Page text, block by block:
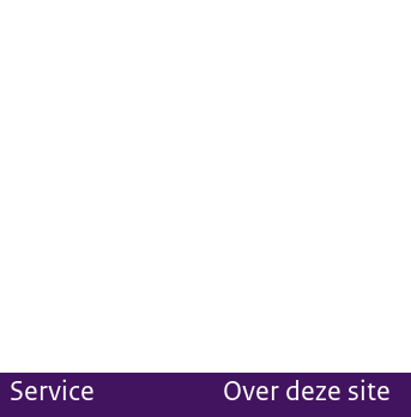
Service Over deze site